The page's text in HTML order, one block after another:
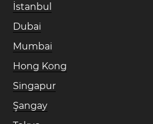
İstanbul
Dubai
Mumbai
Hong Kong
Singapur
Şangay